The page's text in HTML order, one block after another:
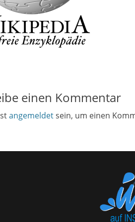
einen Kommentar
angemeldetsein, um einen